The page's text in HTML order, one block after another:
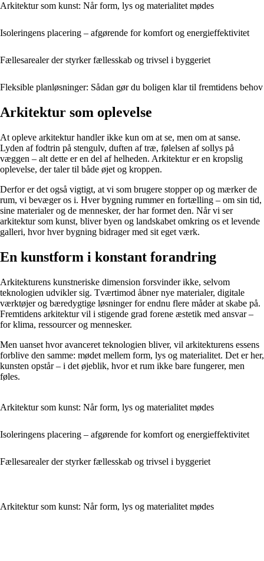
Arkitektur som kunst: Når form, lys og materialitet mødes
Isoleringens placering – afgørende for komfort og energieffektivitet
Fællesarealer der styrker fællesskab og trivsel i byggeriet
Fleksible planløsninger: Sådan gør du boligen klar til fremtidens behov
Arkitektur som oplevelse
At opleve arkitektur handler ikke kun om at se, men om at sanse.
Lyden af fodtrin på stengulv, duften af træ, følelsen af sollys på
væggen – alt dette er en del af helheden. Arkitektur er en kropslig
oplevelse, der taler til både øjet og kroppen.
Derfor er det også vigtigt, at vi som brugere stopper op og mærker de
rum, vi bevæger os i. Hver bygning rummer en fortælling – om sin tid,
sine materialer og de mennesker, der har formet den. Når vi ser
arkitektur som kunst, bliver byen og landskabet omkring os et levende
galleri, hvor hver bygning bidrager med sit eget værk.
En kunstform i konstant forandring
Arkitekturens kunstneriske dimension forsvinder ikke, selvom
teknologien udvikler sig. Tværtimod åbner nye materialer, digitale
værktøjer og bæredygtige løsninger for endnu flere måder at skabe på.
Fremtidens arkitektur vil i stigende grad forene æstetik med ansvar –
for klima, ressourcer og mennesker.
Men uanset hvor avanceret teknologien bliver, vil arkitekturens essens
forblive den samme: mødet mellem form, lys og materialitet. Det er her,
kunsten opstår – i det øjeblik, hvor et rum ikke bare fungerer, men
føles.
Arkitektur som kunst: Når form, lys og materialitet mødes
Isoleringens placering – afgørende for komfort og energieffektivitet
Fællesarealer der styrker fællesskab og trivsel i byggeriet
Arkitektur som kunst: Når form, lys og materialitet mødes